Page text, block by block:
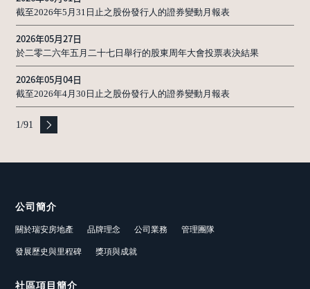
截至2026年5月31日止之股份發行人的證券變動月報表
2026年05月27日
於二零二六年五月二十七日舉行的股東周年大會投票表決結果
2026年05月04日
截至2026年4月30日止之股份發行人的證券變動月報表
1/91
公司簡介
關於瑞安房地產 品牌理念 公司業務 管理團隊
發展歷史與里程碑 獎項與成就
社區項目簡介